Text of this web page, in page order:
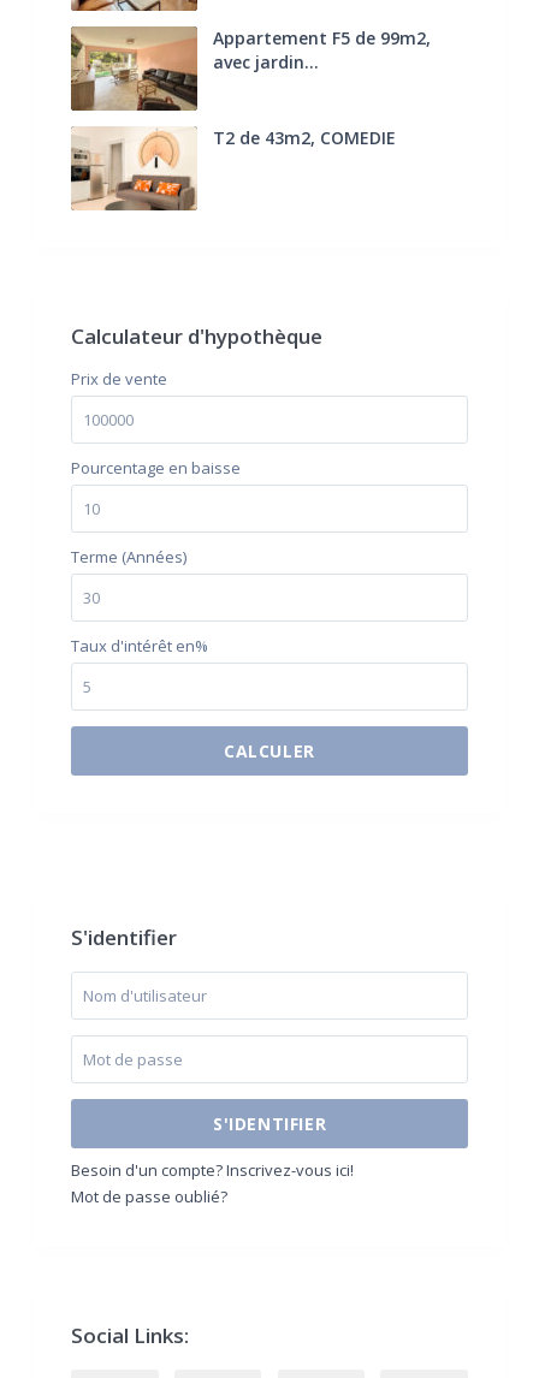
Appartement F5 de 99m2,
avec jardin...
T2 de 43m2, COMEDIE
Calculateur d'hypothèque
Prix ​​de vente
Pourcentage en baisse
Terme (Années)
Taux d'intérêt en%
CALCULER
$500 / month
S'identifier
S'IDENTIFIER
Besoin d'un compte? Inscrivez-vous ici!
Mot de passe oublié?
Social Links: